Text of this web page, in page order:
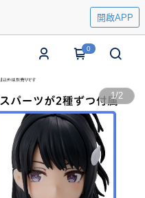
開啟APP
0
1/2